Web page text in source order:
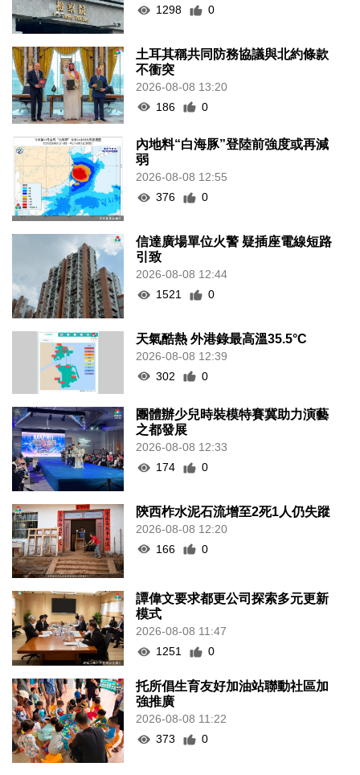
1298 0
土耳其稱共同防務協議與北約條款
不衝突
2026-08-08 13:20
186
0
內地料“白海豚”登陸前強度或再減
弱
2026-08-08 12:55
376
0
信達廣場單位火警 疑插座電線短路
引致
2026-08-08 12:44
1521
0
天氣酷熱 外港錄最高溫35.5°C
2026-08-08 12:39
302
0
團體辦少兒時裝模特賽冀助力演藝
之都發展
2026-08-08 12:33
174
0
陝西柞水泥石流增至2死1人仍失蹤
2026-08-08 12:20
166
0
譚偉文要求都更公司探索多元更新
模式
2026-08-08 11:47
1251
0
托所倡生育友好加油站聯動社區加
強推廣
2026-08-08 11:22
373
0